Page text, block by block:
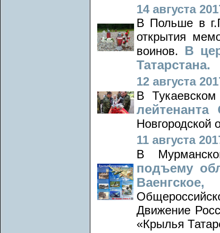
14 августа
В Польше в
открытия
воинов. В
Татарстана.
12 августа
В
Новгородской
11 августа
В
подъему
Движение
«Крылья